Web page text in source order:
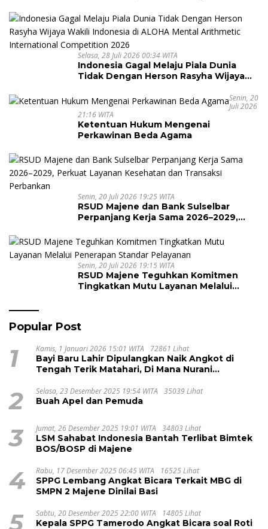
Selasa, 28 Juli 2026 00:34 WITA
Indonesia Gagal Melaju Piala Dunia
Tidak Dengan Herson Rasyha Wijaya
Arithmetic International Competition
Senin, 20
Juli 2026
21:16 WITA
Ketentuan Hukum Mengenai
Perkawinan Beda Agama
Senin, 20 Juli 2026 19:25 WITA
RSUD Majene dan Bank Sulselbar
Perpanjang Kerja Sama 2026–2029,
Transaksi Perbankan
Senin, 20 Juli 2026 19:15 WITA
RSUD Majene Teguhkan Komitmen
Tingkatkan Mutu Layanan Melalui
Popular Post
1 Kamis, 1 Januari 2026 15:01 WITA 72861 Lihat
Bayi Baru Lahir Dipulangkan Naik Angkot di
Tengah Terik Matahari, Di Mana Nurani
2 Selasa, 23 Desember 2025 19:54 WITA 35039 Lihat
Buah Apel dan Pemuda
3 Jumat, 26 Desember 2025 19:01 WITA 34803 Lihat
LSM Sahabat Indonesia Bantah Terlibat Bimtek
BOS/BOSP di Majene
4 Rabu, 17 Desember 2025 06:45 WITA 16525 Lihat
SPPG Lembang Angkat Bicara Terkait MBG di
SMPN 2 Majene Dinilai Basi
5 Sabtu, 20 Desember 2025 22:00 WITA 14805 Lihat
Kepala SPPG Tamerodo Angkat Bicara soal Roti